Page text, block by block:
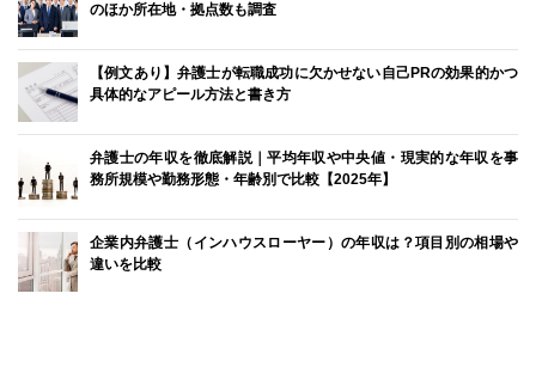
のほか所在地・拠点数も調査
【例文あり】弁護士が転職成功に欠かせない自己PRの効果的かつ
具体的なアピール方法と書き方
弁護士の年収を徹底解説｜平均年収や中央値・現実的な年収を事
務所規模や勤務形態・年齢別で比較【2025年】
企業内弁護士（インハウスローヤー）の年収は？項目別の相場や
違いを比較